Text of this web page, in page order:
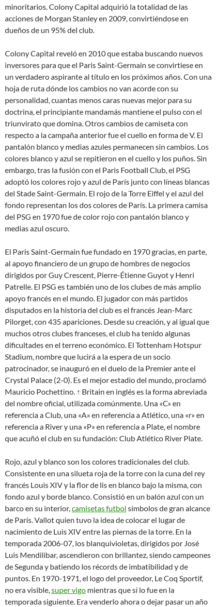
minoritarios. Colony Capital adquirió la totalidad de las
acciones de Morgan Stanley en 2009, convirtiéndose en
dueños de un 95% del club.
Colony Capital reveló en 2010 que estaba buscando nuevos
inversores para que el Paris Saint-Germain se convirtiese en
un verdadero aspirante al título en los próximos años. Con una
hoja de ruta dónde los cambios no van acorde con su
personalidad, cuantas menos caras nuevas mejor para su
doctrina, el principiante mandamás mantiene el pulso con el
triunvirato que domina. Otros cambios de camiseta con
respecto a la campaña anterior fue el cuello en forma de V. El
pantalón blanco y medias azules permanecen sin cambios. Los
colores blanco y azul se repitieron en el cuello y los puños. Sin
embargo, tras la fusión con el Paris Football Club, el PSG
adoptó los colores rojo y azul de París junto con líneas blancas
del Stade Saint-Germain. El rojo de la Torre Eiffel y el azul del
fondo representan los dos colores de París. La primera camisa
del PSG en 1970 fue de color rojo con pantalón blanco y
medias azul oscuro.
El Paris Saint-Germain fue fundado en 1970 gracias, en parte,
al apoyo financiero de un grupo de hombres de negocios
dirigidos por Guy Crescent, Pierre-Étienne Guyot y Henri
Patrelle. El PSG es también uno de los clubes de más amplio
apoyo francés en el mundo. El jugador con más partidos
disputados en la historia del club es el francés Jean-Marc
Pilorget, con 435 apariciones. Desde su creación, y al igual que
muchos otros clubes franceses, el club ha tenido algunas
dificultades en el terreno económico. El Tottenham Hotspur
Stadium, nombre que lucirá a la espera de un socio
patrocinador, se inauguró en el duelo de la Premier ante el
Crystal Palace (2-0). Es el mejor estadio del mundo, proclamó
Mauricio Pochettino. ↑ Britain en inglés es la forma abreviada
del nombre oficial, utilizada comúnmente. Una «C» en
referencia a Club, una «A» en referencia a Atlético, una «r» en
referencia a River y una «P» en referencia a Plate, el nombre
que acuñó el club en su fundación: Club Atlético River Plate.
Rojo, azul y blanco son los colores tradicionales del club.
Consistente en una silueta roja de la torre con la cuna del rey
francés Louis XIV y la flor de lis en blanco bajo la misma, con
fondo azul y borde blanco. Consistió en un balón azul con un
barco en su interior,camisetas futbol símbolos de gran alcance
de París. Vallot quien tuvo la idea de colocar el lugar de
nacimiento de Luis XIV entre las piernas de la torre. En la
temporada 2006-07, los blanquivioletas, dirigidos por José
Luis Mendilibar, ascendieron con brillantez, siendo campeones
de Segunda y batiendo los récords de imbatibilidad y de
puntos. En 1970-1971, el logo del proveedor, Le Coq Sportif,
no era visible,super vigo mientras que sí lo fue en la
temporada siguiente. Era venderlo ahora o dejar pasar un año